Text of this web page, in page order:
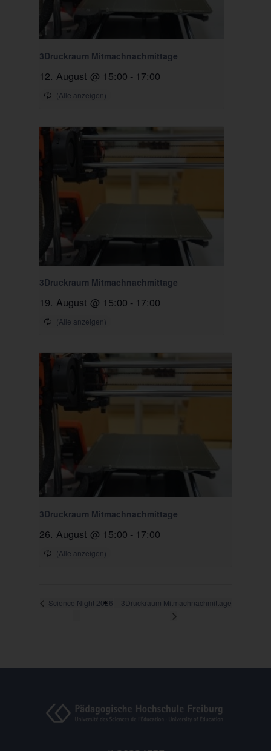
3Druckraum Mitmachnachmittage
12. August @ 15:00 - 17:00
3Druckraum Mitmachnachmittage
19. August @ 15:00 - 17:00
3Druckraum Mitmachnachmittage
26. August @ 15:00 - 17:00
Science Night 2026 3Druckraum Mitmachnachmittage